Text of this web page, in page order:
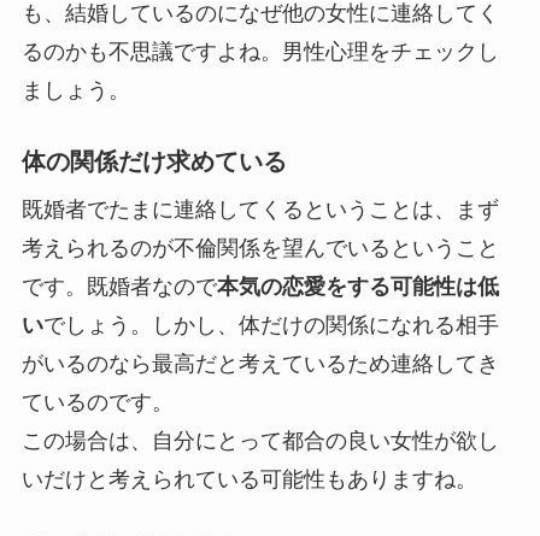
も、結婚しているのになぜ他の女性に連絡してく
るのかも不思議ですよね。男性心理をチェックし
ましょう。
体の関係だけ求めている
既婚者でたまに連絡してくるということは、まず
考えられるのが不倫関係を望んでいるということ
です。既婚者なので本気の恋愛をする可能性は低
いでしょう。しかし、体だけの関係になれる相手
がいるのなら最高だと考えているため連絡してき
ているのです。
この場合は、
自分にとって都合の良い女性が欲し
いだけ と考えられている可能性もありますね。